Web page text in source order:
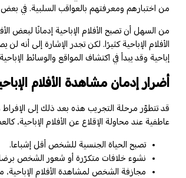
من اختبارهم ومعرفتهم بالعواقب السلبية. في
من السهل أن تصبح الأفلام الإباحية إدمانًا لبعض
الأفلام الإباحية كثيرًا. لكن تجدر الإشارة إلى
إباحية وقد يبدأ في اكتشاف المواقع والوسائط
أضرار إدمان مشاهدة الأفلام
قد تتطوّر مرحلة التجريب هذه بعد ذلك إلى الإفراط
عاطفية عند محاولة الإقلاع عن الأفلام الإباحية،
تصبح الحياة الجنسية للشخص أقل إشباعا.
نشوء خلافات متكرّرة أو شعور الشخص
مجازفة الشخص لمشاهدة الأفلام الإباحية،